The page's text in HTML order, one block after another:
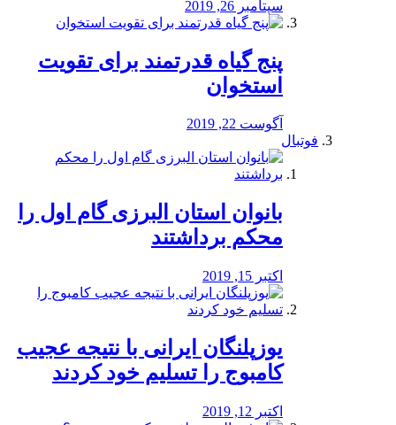
سپتامبر 26, 2019
پنج گیاه قدرتمند برای تقویت
استخوان
آگوست 22, 2019
فوتبال
بانوان استان البرزی گام اول را
محكم برداشتند
اکتبر 15, 2019
یوزپلنگان ایرانی با نتیجه عجیب
کامبوج را تسلیم خود کردند
اکتبر 12, 2019